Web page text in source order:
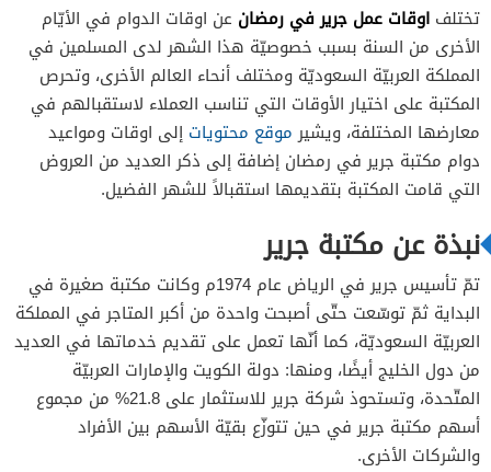
أهداف مكتبة جرير
اوقات عمل جرير في رمضان بالسعودية
اوقات عمل جرير في رمضان بدولة قطر
اوقات عمل جرير في رمضان بدولة الكويت
اوقات عمل جرير في رمضان بدولة الإمارات
تختلف اوقات عمل جرير في رمضان عن اوقات الدوام في الأيّام
الأخرى من السنة بسبب خصوصيّة هذا الشهر لدى المسلمين في
المملكة العربيّة السعوديّة ومختلف أنحاء العالم الأخرى، وتحرص
المكتبة على اختيار الأوقات التي تناسب العملاء لاستقبالهم في
معارضها المختلفة، ويشيرموقع محتويات إلى اوقات ومواعيد
دوام مكتبة جرير في رمضان إضافة إلى ذكر العديد من العروض
التي قامت المكتبة بتقديمها استقبالاً للشهر الفضيل.
نبذة عن مكتبة جرير
تمّ تأسيس جرير في الرياض عام 1974م وكانت مكتبة صغيرة في
البداية ثمّ توسّعت حتّى أصبحت واحدة من أكبر المتاجر في المملكة
العربيّة السعوديّة، كما أنّها تعمل على تقديم خدماتها في العديد
من دول الخليج أيضًا، ومنها: دولة الكويت والإمارات العربيّة
المتّحدة، وتستحوذ شركة جرير للاستثمار على 21.8% من مجموع
أسهم مكتبة جرير في حين تتوزّع بقيّة الأسهم بين الأفراد
والشركات الأخرى.